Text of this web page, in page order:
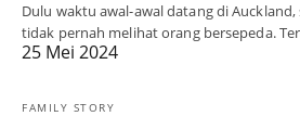
Dulu waktu awal-awal datang di
tidak pernah melihat orang bersepeda.
25 Mei 2024
FAMILY STORY